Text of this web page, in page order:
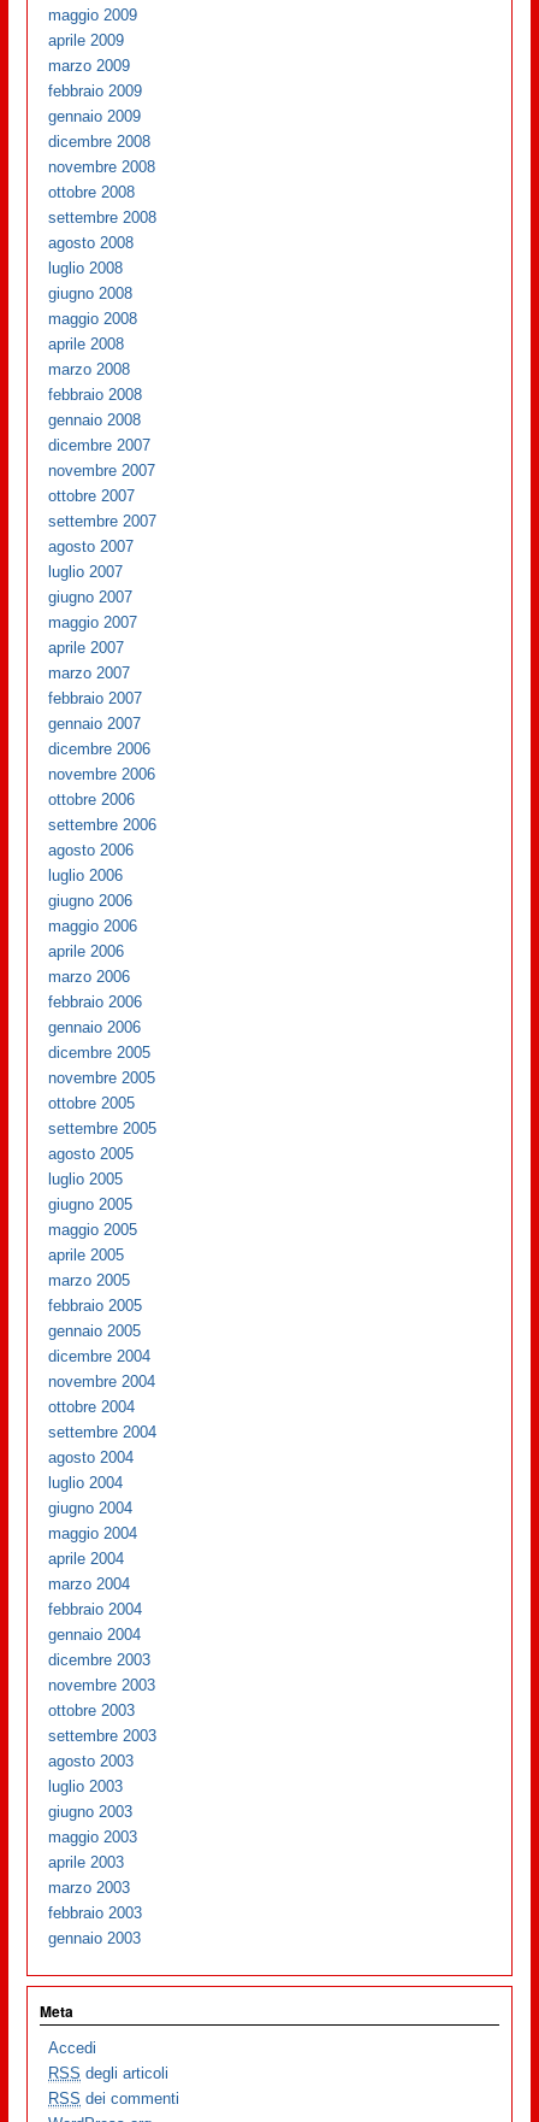
maggio 2009
aprile 2009
marzo 2009
febbraio 2009
gennaio 2009
dicembre 2008
novembre 2008
ottobre 2008
settembre 2008
agosto 2008
luglio 2008
giugno 2008
maggio 2008
aprile 2008
marzo 2008
febbraio 2008
gennaio 2008
dicembre 2007
novembre 2007
ottobre 2007
settembre 2007
agosto 2007
luglio 2007
giugno 2007
maggio 2007
aprile 2007
marzo 2007
febbraio 2007
gennaio 2007
dicembre 2006
novembre 2006
ottobre 2006
settembre 2006
agosto 2006
luglio 2006
giugno 2006
maggio 2006
aprile 2006
marzo 2006
febbraio 2006
gennaio 2006
dicembre 2005
novembre 2005
ottobre 2005
settembre 2005
agosto 2005
luglio 2005
giugno 2005
maggio 2005
aprile 2005
marzo 2005
febbraio 2005
gennaio 2005
dicembre 2004
novembre 2004
ottobre 2004
settembre 2004
agosto 2004
luglio 2004
giugno 2004
maggio 2004
aprile 2004
marzo 2004
febbraio 2004
gennaio 2004
dicembre 2003
novembre 2003
ottobre 2003
settembre 2003
agosto 2003
luglio 2003
giugno 2003
maggio 2003
aprile 2003
marzo 2003
febbraio 2003
gennaio 2003
Meta
Accedi
RSS degli articoli
RSS dei commenti